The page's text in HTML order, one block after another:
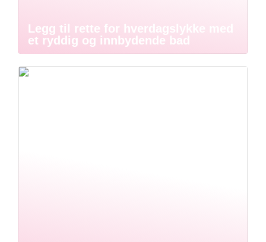
Legg til rette for hverdagslykke med
et ryddig og innbydende bad